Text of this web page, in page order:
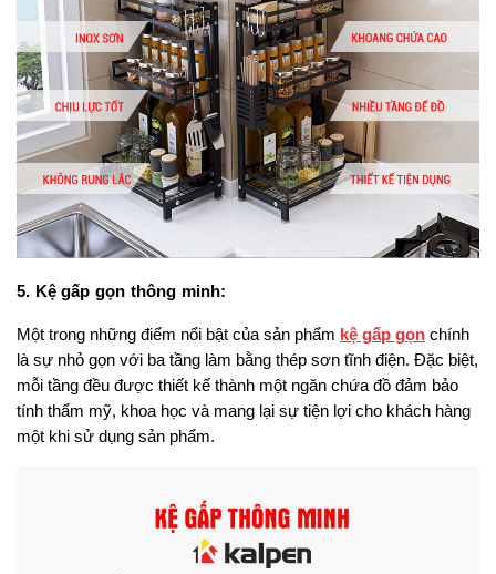
5. Kệ gấp gọn thông minh:
Một trong những điểm nổi bật của sản phẩm kệ gấp gọn chính
là sự nhỏ gọn với ba tầng làm bằng thép sơn tĩnh điện. Đặc biệt,
mỗi tầng đều được thiết kế thành một ngăn chứa đồ đảm bảo
tính thẩm mỹ, khoa học và mang lại sự tiện lợi cho khách hàng
một khi sử dụng sản phẩm.